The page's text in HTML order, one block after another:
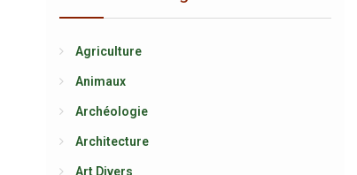
Agriculture
Animaux
Archéologie
Architecture
Art Divers